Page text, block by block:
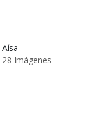
Aísa
28 Imágenes